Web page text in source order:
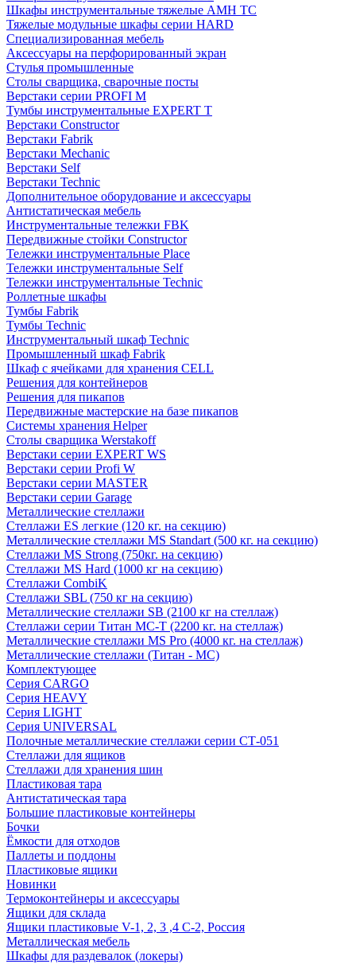
Шкафы инструментальные тяжелые AMH TC
Тяжелые модульные шкафы серии HARD
Cпециализированная мебель
Аксессуары на перфорированный экран
Стулья промышленные
Столы сварщика, сварочные посты
Верстаки серии PROFI M
Тумбы инструментальные EXPERT T
Верстаки Constructor
Верстаки Fabrik
Верстаки Mechanic
Верстаки Self
Верстаки Technic
Дополнительное оборудование и аксессуары
Антистатическая мебель
Инструментальные тележки FBK
Передвижные стойки Constructor
Тележки инструментальные Place
Тележки инструментальные Self
Тележки инструментальные Technic
Роллетные шкафы
Тумбы Fabrik
Тумбы Technic
Инструментальный шкаф Technic
Промышленный шкаф Fabrik
Шкаф с ячейками для хранения CELL
Решения для контейнеров
Решения для пикапов
Передвижные мастерские на базе пикапов
Системы хранения Helper
Столы сварщика Werstakoff
Верстаки серии EXPERT WS
Верстаки серии Profi W
Верстаки серии MASTER
Верстаки серии Garage
Металлические стеллажи
Стеллажи ES легкие (120 кг. на секцию)
Металлические стеллажи MS Standart (500 кг. на секцию)
Стеллажи MS Strong (750кг. на секцию)
Стеллажи MS Hard (1000 кг на секцию)
Стеллажи CombiK
Стеллажи SBL (750 кг на секцию)
Металлические стеллажи SB (2100 кг на стеллаж)
Стеллажи серии Титан МС-Т (2200 кг. на стеллаж)
Металлические стеллажи MS Pro (4000 кг. на стеллаж)
Металлические стеллажи (Титан - МС)
Комплектующее
Серия CARGO
Серия HEAVY
Серия LIGHT
Серия UNIVERSAL
Полочные металлические стеллажи серии СТ-051
Стеллажи для ящиков
Стеллажи для хранения шин
Пластиковая тара
Антистатическая тара
Большие пластиковые контейнеры
Бочки
Ёмкости для отходов
Паллеты и поддоны
Пластиковые ящики
Новинки
Термоконтейнеры и аксессуары
Ящики для склада
Ящики пластиковые V-1, 2, 3 ,4 С-2, Россия
Металлическая мебель
Шкафы для раздевалок (локеры)